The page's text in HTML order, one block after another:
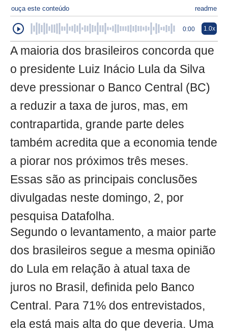
ouça este conteúdo readme
0:00 1.0x
A maioria dos brasileiros concorda que
o presidente Luiz Inácio Lula da Silva
deve pressionar o Banco Central (BC)
a reduzir a taxa de juros, mas, em
contrapartida, grande parte deles
também acredita que a economia tende
a piorar nos próximos três meses.
Essas são as principais conclusões
divulgadas neste domingo, 2, por
pesquisa Datafolha.
Segundo o levantamento, a maior parte
dos brasileiros segue a mesma opinião
do Lula em relação à atual taxa de
juros no Brasil, definida pelo Banco
Central. Para 71% dos entrevistados,
ela está mais alta do que deveria. Uma